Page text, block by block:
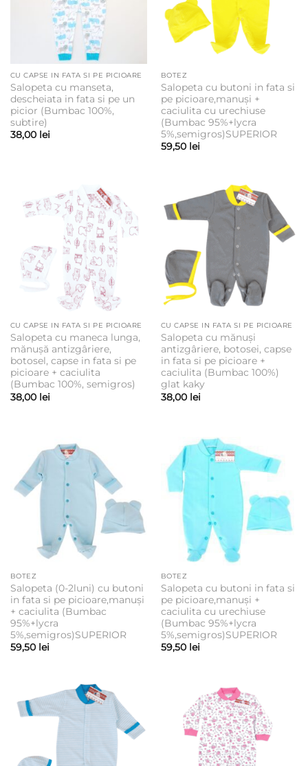
CU CAPSE IN FATA SI PE PICIOARE
Salopeta cu manseta,
descheiata in fata si pe un
picior (Bumbac 100%,
subtire)
38,00 lei
BOTEZ
Salopeta cu butoni in fata si
pe picioare,manuși +
caciulita cu urechiuse
(Bumbac 95%+lycra
5%,semigros)SUPERIOR
59,50 lei
CU CAPSE IN FATA SI PE PICIOARE
Salopeta cu maneca lunga,
mănușă antizgâriere,
botosel, capse in fata si pe
picioare + caciulita
(Bumbac 100%, semigros)
38,00 lei
CU CAPSE IN FATA SI PE PICIOARE
Salopeta cu mănuși
antizgâriere, botosei, capse
in fata si pe picioare +
caciulita (Bumbac 100%)
glat kaky
38,00 lei
BOTEZ
Salopeta (0-2luni) cu butoni
in fata si pe picioare,manuși
+ caciulita (Bumbac
95%+lycra
5%,semigros)SUPERIOR
59,50 lei
BOTEZ
Salopeta cu butoni in fata si
pe picioare,manuși +
caciulita cu urechiuse
(Bumbac 95%+lycra
5%,semigros)SUPERIOR
59,50 lei